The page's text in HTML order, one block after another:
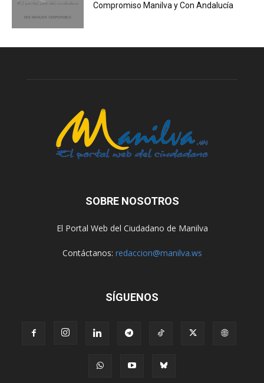
Compromiso Manilva y Con Andalucía
SOBRE NOSOTROS
El Portal Web del Ciudadano de Manilva
Contáctanos: redaccion@manilva.ws
SÍGUENOS